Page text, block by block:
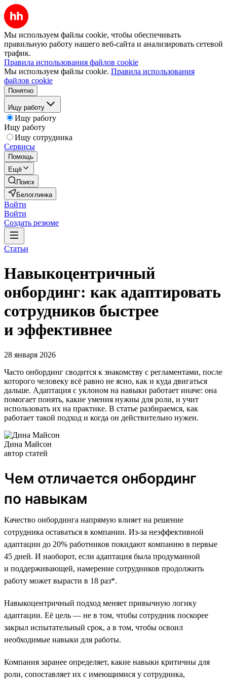
Мы используем файлы cookie, чтобы обеспечивать
правильную работу нашего веб-сайта и анализировать сетевой
трафик.
Правила использования файлов cookie
Мы используем файлы cookie. Правила использования
файлов cookie
Понятно
Ищу работу
Ищу работу
Ищу работу
Ищу сотрудника
Сервисы
Помощь
Ещё
Поиск
Белоглинка
Войти
Войти
Создать резюме
Статьи
Навыкоцентричный
онбординг: как адаптировать
сотрудников быстрее
и эффективнее
28 января 2026
Часто онбординг сводится к знакомству с регламентами, после
которого человеку всё равно не ясно, как и куда двигаться
дальше. Адаптация с уклоном на навыки работает иначе: она
помогает понять, какие умения нужны для роли, и учит
использовать их на практике. В статье разбираемся, как
работает такой подход и когда он действительно нужен.
Дина Майсон
автор статей
Чем отличается онбординг
по навыкам
Качество онбординга напрямую влияет на решение
сотрудника оставаться в компании. Из-за неэффективной
адаптации до 20% работников покидают компанию в первые
45 дней. И наоборот, если адаптация была продуманной
и поддерживающей, намерение сотрудников продолжить
работу может вырасти в 18 раз*.
Навыкоцентричный подход меняет привычную логику
адаптации. Её цель — не в том, чтобы сотрудник поскорее
закрыл испытательный срок, а в том, чтобы освоил
необходимые навыки для работы.
Компания заранее определяет, какие навыки критичны для
роли, сопоставляет их с имеющимися у сотрудника,